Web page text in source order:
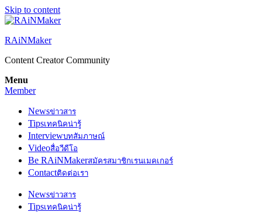
Skip to content
RAiNMaker
Content Creator Community
Menu
Member
Newsข่าวสาร
Tipsเทคนิคน่ารู้
Interviewบทสัมภาษณ์
Videoสื่อวีดีโอ
Be RAiNMakerสมัครสมาชิกเรนเมคเกอร์
Contactติดต่อเรา
Newsข่าวสาร
Tipsเทคนิคน่ารู้